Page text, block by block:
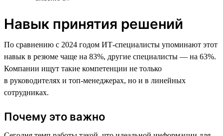
Навык принятия решений
По сравнению с 2024 годом ИТ-специалисты упоминают этот
навык в резюме чаще на 83%, другие специалисты — на 63%.
Компании ищут такие компетенции не только
в руководителях и топ-менеджерах, но и в линейных
сотрудниках.
Почему это важно